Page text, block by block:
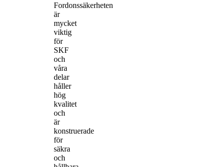
Fordonssäkerheten
är
mycket
viktig
för
SKF
och
våra
delar
håller
hög
kvalitet
och
är
konstruerade
för
säkra
och